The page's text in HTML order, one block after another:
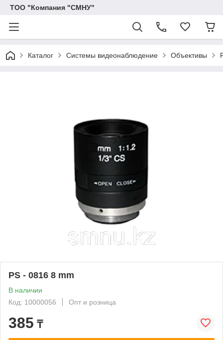
ТОО "Компания "СМНУ"
Каталог Системы видеонаблюдение Объективы
PS - 0816 8 mm
В наличии
Код: 10000056
Опт и розница
385 ₸